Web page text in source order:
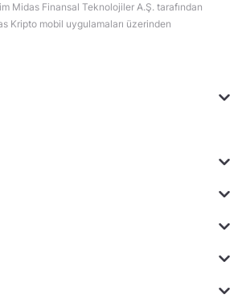
Midas Finansal Teknolojiler A.Ş. tarafından
Kripto mobil uygulamaları üzerinden